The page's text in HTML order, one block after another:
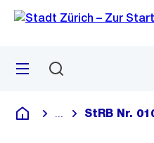
Navigation
Sprunglink
Menü
Deutsch
Blende alle
StRB Nr.